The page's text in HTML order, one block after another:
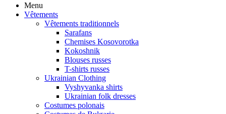
Menu
Vêtements
Vêtements traditionnels
Sarafans
Chemises Kosovorotka
Kokoshnik
Blouses russes
T-shirts russes
Ukrainian Clothing
Vyshyvanka shirts
Ukrainian folk dresses
Costumes polonais